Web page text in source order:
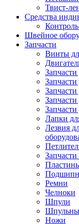
Твист-
Средства
Швейное
Запчасти
Винты
Запчасти
Лапки
Лезвия
Ремни
Челноки
Шпули
Ножи